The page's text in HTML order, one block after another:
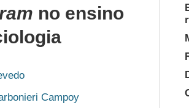
no ensino
Campoy